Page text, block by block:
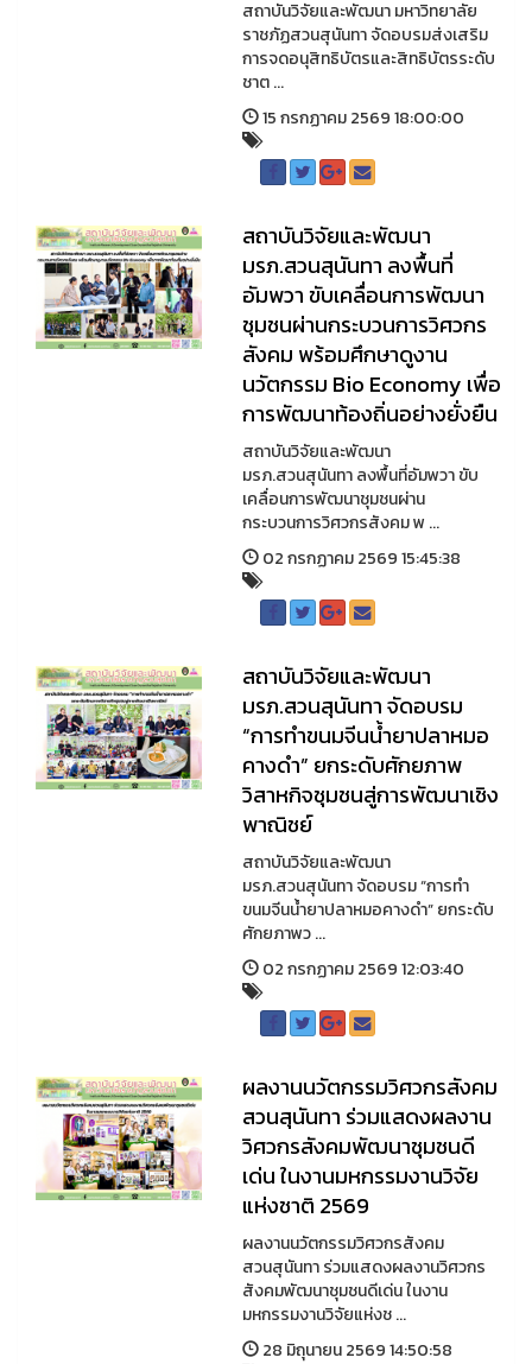
สถาบันวิจัยและพัฒนา มหาวิทยาลัย
ราชภัฏสวนสุนันทา จัดอบรมส่งเสริม
การจดอนุสิทธิบัตรและสิทธิบัตรระดับ
ชาต ...
15 กรกฏาคม 2569 18:00:00
สถาบันวิจัยและพัฒนา
มรภ.สวนสุนันทา ลงพื้นที่
อัมพวา ขับเคลื่อนการพัฒนา
ชุมชนผ่านกระบวนการวิศวกร
สังคม พร้อมศึกษาดูงาน
นวัตกรรม Bio Economy เพื่อ
การพัฒนาท้องถิ่นอย่างยั่งยืน
สถาบันวิจัยและพัฒนา
มรภ.สวนสุนันทา ลงพื้นที่อัมพวา ขับ
เคลื่อนการพัฒนาชุมชนผ่าน
กระบวนการวิศวกรสังคม พ ...
02 กรกฏาคม 2569 15:45:38
สถาบันวิจัยและพัฒนา
มรภ.สวนสุนันทา จัดอบรม
“การทำขนมจีนน้ำยาปลาหมอ
คางดำ” ยกระดับศักยภาพ
วิสาหกิจชุมชนสู่การพัฒนาเชิง
พาณิชย์
สถาบันวิจัยและพัฒนา
มรภ.สวนสุนันทา จัดอบรม “การทำ
ขนมจีนน้ำยาปลาหมอคางดำ” ยกระดับ
ศักยภาพว ...
02 กรกฏาคม 2569 12:03:40
ผลงานนวัตกรรมวิศวกรสังคม
สวนสุนันทา ร่วมแสดงผลงาน
วิศวกรสังคมพัฒนาชุมชนดี
เด่น ในงานมหกรรมงานวิจัย
แห่งชาติ 2569
ผลงานนวัตกรรมวิศวกรสังคม
สวนสุนันทา ร่วมแสดงผลงานวิศวกร
สังคมพัฒนาชุมชนดีเด่น ในงาน
มหกรรมงานวิจัยแห่งช ...
28 มิถุนายน 2569 14:50:58